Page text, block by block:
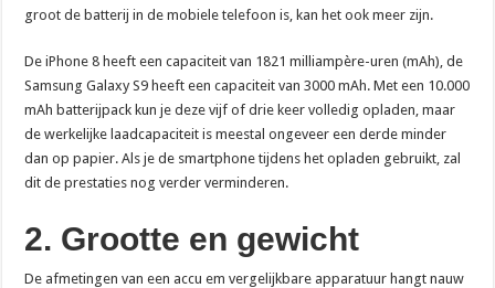
groot de batterij in de mobiele telefoon is, kan het ook meer zijn.
De iPhone 8 heeft een capaciteit van 1821 milliampère-uren (mAh), de
Samsung Galaxy S9 heeft een capaciteit van 3000 mAh. Met een 10.000
mAh batterijpack kun je deze vijf of drie keer volledig opladen, maar
de werkelijke laadcapaciteit is meestal ongeveer een derde minder
dan op papier. Als je de smartphone tijdens het opladen gebruikt, zal
dit de prestaties nog verder verminderen.
2. Grootte en gewicht
De afmetingen van een accu em vergelijkbare apparatuur hangt nauw